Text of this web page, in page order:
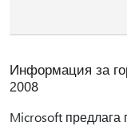
Информация за
2008
Microsoft предлага